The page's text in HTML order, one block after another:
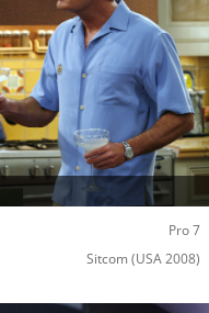
Pro 7
Sitcom (USA 2008)